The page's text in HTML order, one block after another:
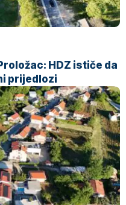
HDZ ističe da
prijedlozi